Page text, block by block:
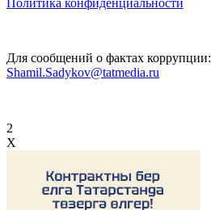
Для сообщений о фактах коррупции:
Shamil.Sadykov@tatmedia.ru
2
X